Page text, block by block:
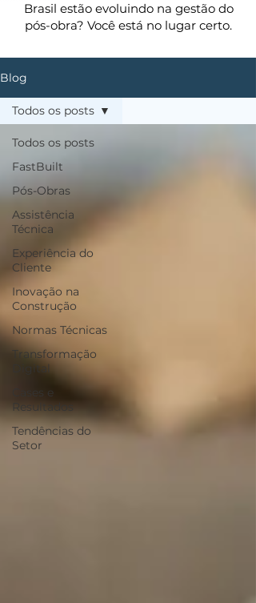
Brasil estão evoluindo na gestão do
pós-obra? Você está no lugar certo.
Blog
Todos os posts
FastBuilt
Pós-Obras
Assistência
Técnica
Experiência do
Cliente
Inovação na
Construção
Normas Técnicas
Transformação
Digital
Cases e
Resultados
Tendências do
Setor
Todos os posts